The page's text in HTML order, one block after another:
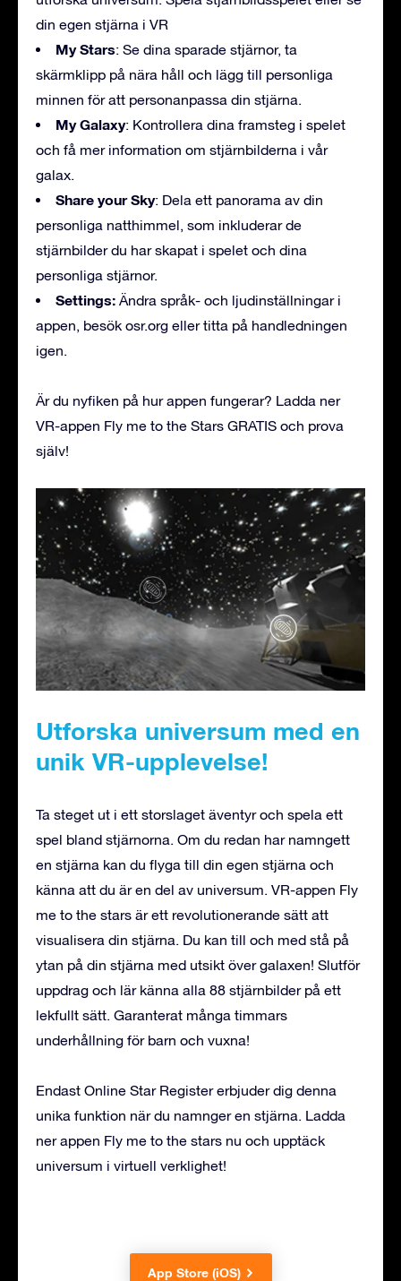
din egen stjärna i VR
My Stars: Se dina sparade stjärnor, ta
skärmklipp på nära håll och lägg till personliga
minnen för att personanpassa din stjärna.
My Galaxy: Kontrollera dina framsteg i spelet
och få mer information om stjärnbilderna i vår
galax.
Share your Sky: Dela ett panorama av din
personliga natthimmel, som inkluderar de
stjärnbilder du har skapat i spelet och dina
personliga stjärnor.
Settings: Ändra språk- och ljudinställningar i
appen, besök osr.org eller titta på handledningen
igen.
Är du nyfiken på hur appen fungerar? Ladda ner
VR-appen Fly me to the Stars GRATIS och prova
själv!
Utforska universum med en
unik VR-upplevelse!
Ta steget ut i ett storslaget äventyr och spela ett
spel bland stjärnorna. Om du redan har namngett
en stjärna kan du flyga till din egen stjärna och
känna att du är en del av universum. VR-appen Fly
me to the stars är ett revolutionerande sätt att
visualisera din stjärna. Du kan till och med stå på
ytan på din stjärna med utsikt över galaxen! Slutför
uppdrag och lär känna alla 88 stjärnbilder på ett
lekfullt sätt. Garanterat många timmars
underhållning för barn och vuxna!
Endast Online Star Register erbjuder dig denna
unika funktion när du namnger en stjärna. Ladda
ner appen Fly me to the stars nu och upptäck
universum i virtuell verklighet!
App Store (iOS)